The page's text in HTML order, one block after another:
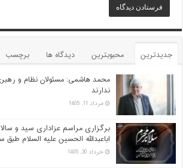
جدیدترین محبوبترین دیدگاه ها برچسب
محمد هاشمی: مسئولان نظام و
ندارند
مرداد 11, 1405
برگزاری مراسم عزاداری سید و
اباعبدالله الحسین علیه السلام
خرداد 30, 1405